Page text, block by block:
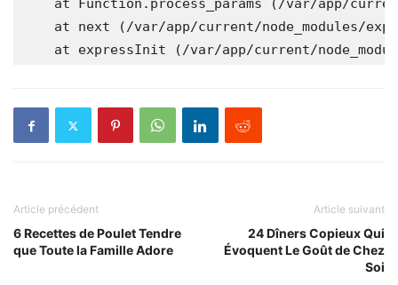
at Function.process_params (/var/app/
at next (/var/app/current/node_modules/
at expressInit (/var/app/current/
Article précédent
6 Recettes de Poulet Tendre
que Toute la Famille Adore
Article suivant
24 Dîners Copieux Qui
Évoquent Le Goût de Chez
Soi